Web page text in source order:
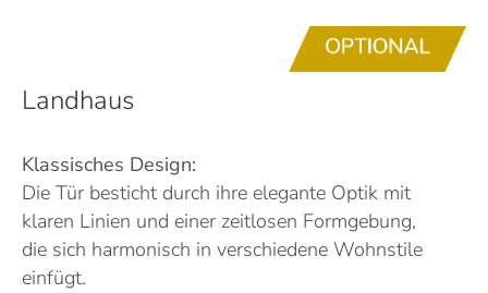
Landhaus
Klassisches Design:
Die Tür besticht durch ihre elegante Optik mit
klaren Linien und einer zeitlosen Formgebung,
die sich harmonisch in verschiedene Wohnstile
einfügt.